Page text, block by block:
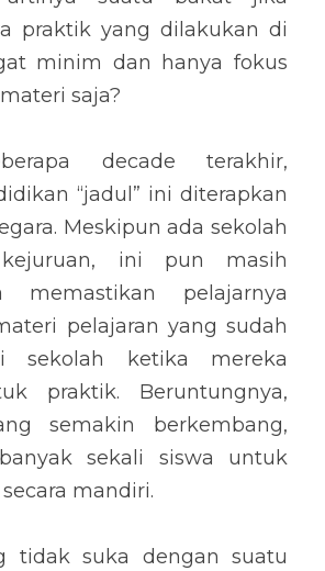
praktik yang dilakukan di
minim dan hanya fokus
saja?
decade terakhir,
“jadul” ini diterapkan
Meskipun ada sekolah
ini pun masih
memastikan pelajarnya
pelajaran yang sudah
sekolah ketika mereka
praktik. Beruntungnya,
semakin berkembang,
sekali siswa untuk
mandiri.
tidak suka dengan suatu